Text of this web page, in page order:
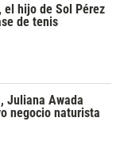
el hijo de Sol Pérez
de tenis
Juliana Awada
negocio naturista